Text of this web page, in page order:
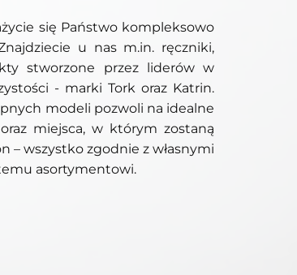
się Państwo kompleksowo
u nas m.in. ręczniki,
stworzone przez liderów w
- marki Tork oraz Katrin.
modeli pozwoli na idealne
miejsca, w którym zostaną
– wszystko zgodnie z własnymi
asortymentowi.